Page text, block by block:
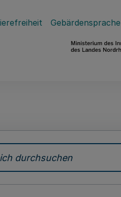
Gebärdensprache